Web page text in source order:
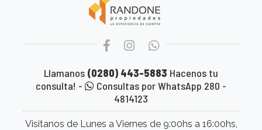
Llamanos (0280) 443-5883 Hacenos tu
consulta! -
Consultas por WhatsApp 280 -
4814123
Visitanos de Lunes a Viernes de 9:00hs a 16:00hs,